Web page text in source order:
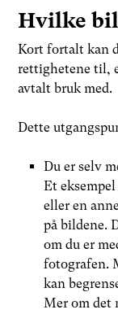
Hvilke
Kort fortalt kan
rettighetene til,
avtalt bruk med.
Dette
Du er selv
Et
eller en
på bildene.
om du er
fotografen.
kan
Mer om det